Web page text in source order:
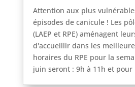
Attention aux plus
épisodes de canicule ! Les
(LAEP et RPE) aménagent
d'accueillir dans les
horaires du RPE pour la
juin seront : 9h à 11h et pour